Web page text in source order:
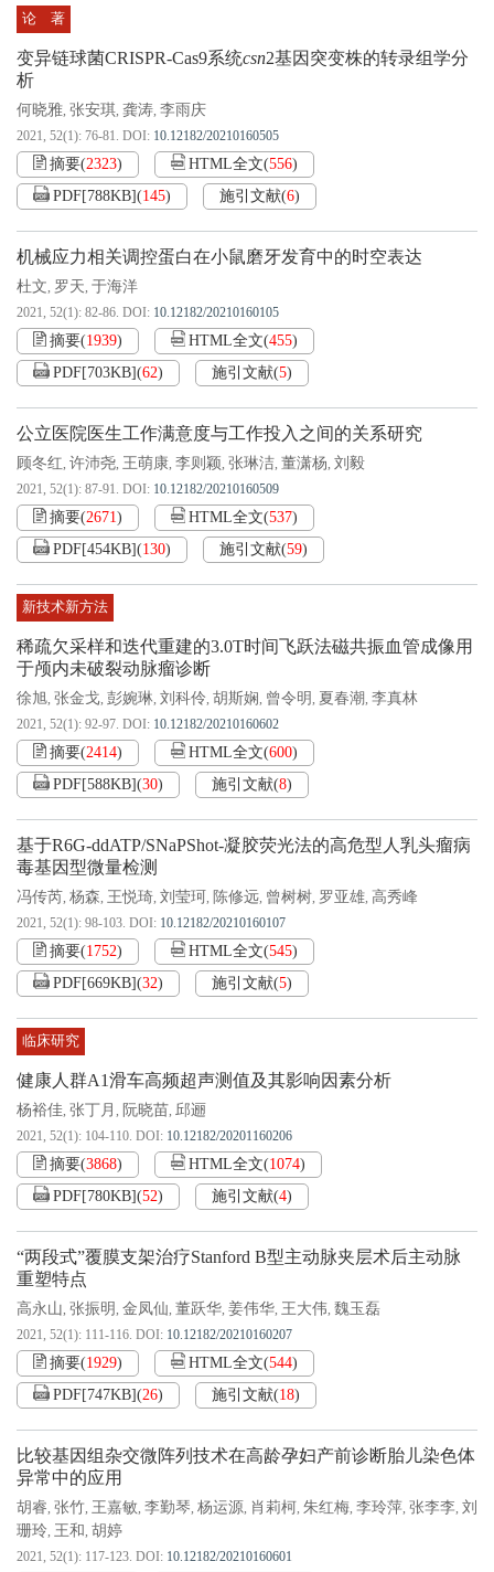
论 著
变异链球菌CRISPR-Cas9系统csn2基因突变株的转录组学分
析
何晓雅, 张安琪, 龚涛, 李雨庆
2021, 52(1): 76-81. DOI: 10.12182/20210160505
摘要(2323) HTML全文(556)
PDF[788KB](145) 施引文献(6)
机械应力相关调控蛋白在小鼠磨牙发育中的时空表达
杜文, 罗天, 于海洋
2021, 52(1): 82-86. DOI: 10.12182/20210160105
摘要(1939) HTML全文(455)
PDF[703KB](62) 施引文献(5)
公立医院医生工作满意度与工作投入之间的关系研究
顾冬红, 许沛尧, 王萌康, 李则颖, 张琳洁, 董潇杨, 刘毅
2021, 52(1): 87-91. DOI: 10.12182/20210160509
摘要(2671) HTML全文(537)
PDF[454KB](130) 施引文献(59)
新技术新方法
稀疏欠采样和迭代重建的3.0T时间飞跃法磁共振血管成像用
于颅内未破裂动脉瘤诊断
徐旭, 张金戈, 彭婉琳, 刘科伶, 胡斯娴, 曾令明, 夏春潮, 李真林
2021, 52(1): 92-97. DOI: 10.12182/20210160602
摘要(2414) HTML全文(600)
PDF[588KB](30) 施引文献(8)
基于R6G-ddATP/SNaPShot-凝胶荧光法的高危型人乳头瘤病
毒基因型微量检测
冯传芮, 杨森, 王悦琦, 刘莹珂 , 陈修远, 曾树树, 罗亚雄, 高秀峰
2021, 52(1): 98-103. DOI: 10.12182/20210160107
摘要(1752) HTML全文(545)
PDF[669KB](32) 施引文献(5)
临床研究
健康人群A1滑车高频超声测值及其影响因素分析
杨裕佳, 张丁月 , 阮晓苗, 邱逦
2021, 52(1): 104-110. DOI: 10.12182/20201160206
摘要(3868) HTML全文(1074)
PDF[780KB](52) 施引文献(4)
“两段式”覆膜支架治疗Stanford B型主动脉夹层术后主动脉
重塑特点
高永山, 张振明, 金凤仙, 董跃华, 姜伟华, 王大伟, 魏玉磊
2021, 52(1): 111-116. DOI: 10.12182/20210160207
摘要(1929) HTML全文(544)
PDF[747KB](26) 施引文献(18)
比较基因组杂交微阵列技术在高龄孕妇产前诊断胎儿染色体
异常中的应用
胡睿, 张竹, 王嘉敏, 李勤琴, 杨运源, 肖莉柯, 朱红梅, 李玲萍, 张李李, 刘
珊玲, 王和, 胡婷
2021, 52(1): 117-123. DOI: 10.12182/20210160601